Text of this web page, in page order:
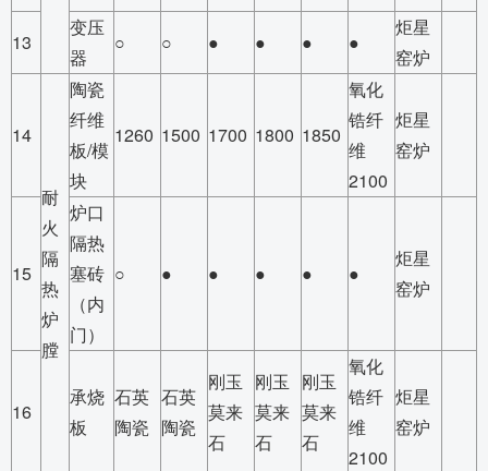
13
变压
器
○ ○ ● ● ● ●
炬星
窑炉
14
耐
火
隔
热
炉
膛
陶瓷
纤维
板/模
块
1260 1500 1700 1800 1850
氧化
锆纤
维
2100
炬星
窑炉
15
炉口
隔热
塞砖
（内
门）
○ ● ● ● ● ●
炬星
窑炉
16
承烧
板
石英
陶瓷
石英
陶瓷
刚玉
莫来
石
刚玉
莫来
石
刚玉
莫来
石
氧化
锆纤
维
2100
炬星
窑炉